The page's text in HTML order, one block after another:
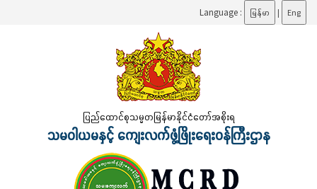
Language : မြန်မာ | Eng
ပြည်ထောင်စုသမ္မတမြန်မာနိုင်ငံတော်အစိုးရ
သမဝါယမနှင့် ကျေးလက်ဖွံ့ဖြိုးရေးဝန်ကြီးဌာန